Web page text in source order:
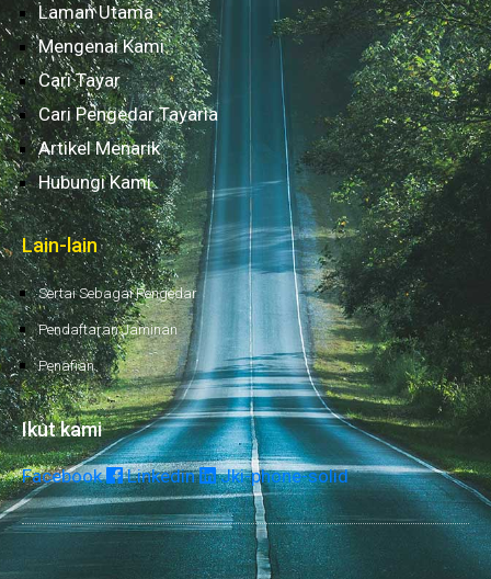
Laman Utama
Mengenai Kami
Cari Tayar
Cari Pengedar Tayaria
Artikel Menarik
Hubungi Kami
Lain-lain
Sertai Sebagai Pengedar
Pendaftaran Jaminan
Penafian
Ikut kami
Facebook Linkedin Jki-phone-solid